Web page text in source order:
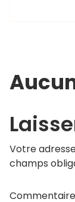
Votre
champs
Commentaire